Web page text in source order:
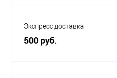
Экспресс доставка
500 руб.